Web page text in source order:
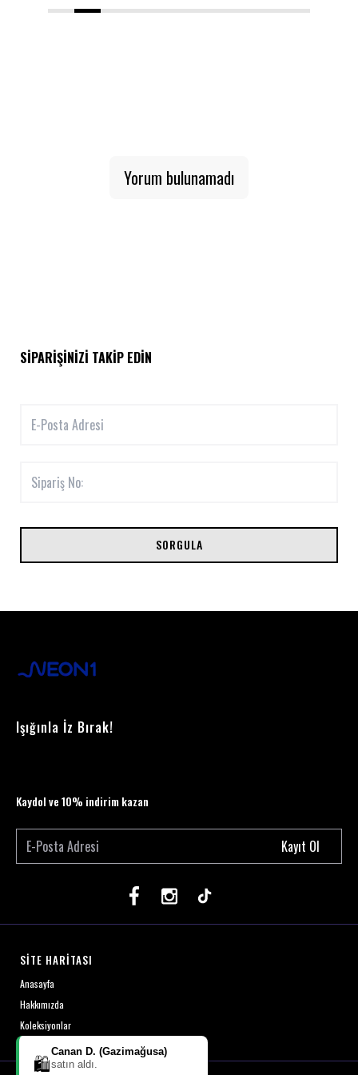
1 2 3 4 5 6 7 8 9 10
Yorum bulunamadı
SIPARIŞINIZI TAKIP EDIN
SORGULA
Işığınla İz Bırak!
Kaydol ve 10% indirim kazan
Kayıt Ol
SİTE HARİTASI
Anasayfa
Hakkımızda
Koleksiyonlar
🛍️
Canan D. (Gazimağusa)
satın aldı.